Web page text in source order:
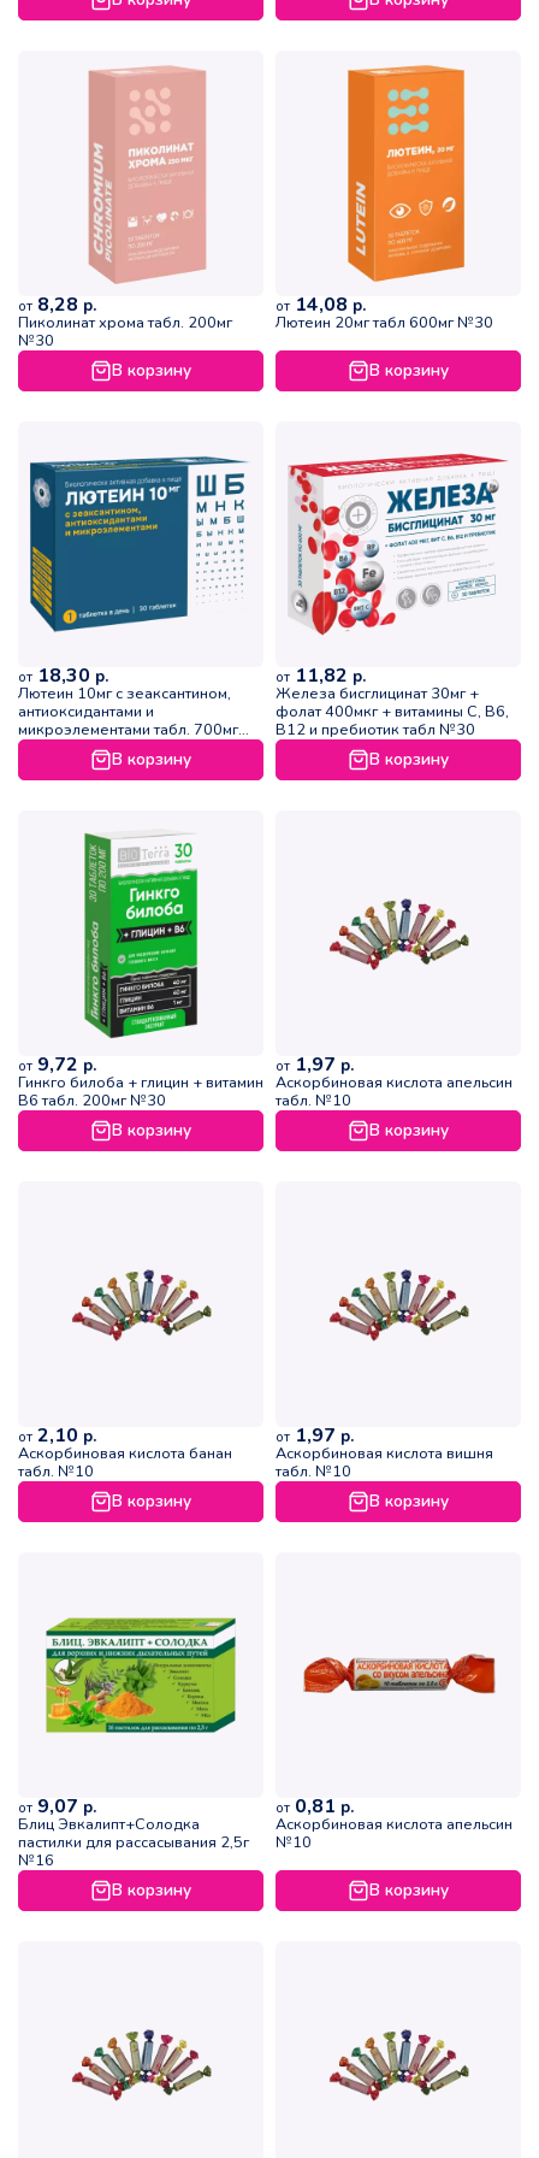
продукции», что обеспечивает соблюдение всех
параметров производственного процесса;
от 8,28 р.
Пиколинат хрома табл. 200мг
№30
В корзину
от 14,08 р.
Лютеин 20мг табл 600мг №30
В корзину
от 18,30 р.
Лютеин 10мг с зеаксантином,
антиоксидантами и
микроэлементами табл. 700мг
№30
В корзину
от 11,82 р.
Железа бисглицинат 30мг +
фолат 400мкг + витамины С, В6,
В12 и пребиотик табл №30
В корзину
от 9,72 р.
Гинкго билоба + глицин + витамин
В6 табл. 200мг №30
В корзину
от 1,97 р.
Аскорбиновая кислота апельсин
табл. №10
В корзину
от 2,10 р.
Аскорбиновая кислота банан
табл. №10
В корзину
от 1,97 р.
Аскорбиновая кислота вишня
табл. №10
В корзину
от 9,07 р.
Блиц Эвкалипт+Солодка
пастилки для рассасывания 2,5г
№16
В корзину
от 0,81 р.
Аскорбиновая кислота апельсин
№10
В корзину